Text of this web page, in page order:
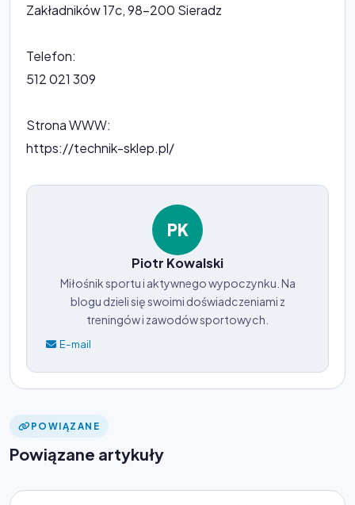
Zakładników 17c, 98-200 Sieradz
Telefon:
512 021 309
Strona WWW:
https://technik-sklep.pl/
PK
Piotr Kowalski
Miłośnik sportu i aktywnego wypoczynku. Na
blogu dzieli się swoimi doświadczeniami z
treningów i zawodów sportowych.
E-mail
POWIĄZANE
Powiązane artykuły